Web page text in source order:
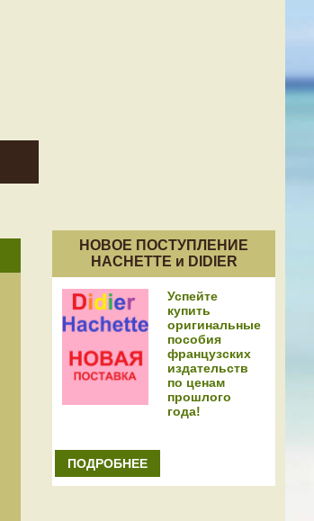
НОВОЕ ПОСТУПЛЕНИЕ
HACHETTE и DIDIER
Успейте
купить
оригинальные
пособия
французских
издательств
по ценам
прошлого
года!
ПОДРОБНЕЕ